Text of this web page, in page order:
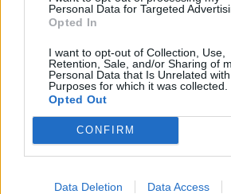
Personal Data for Targeted
Opted In
I want to opt-out of Collection, Use,
Retention, Sale, and/or Sharing of
Personal Data that Is Unrelated
Purposes for which it was collected.
Opted Out
CONFIRM
Data Deletion Data Access